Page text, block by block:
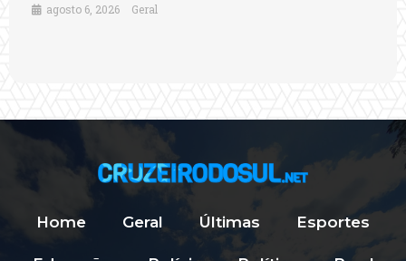
agosto 6, 2026 Geral
Home Geral Últimas Esportes